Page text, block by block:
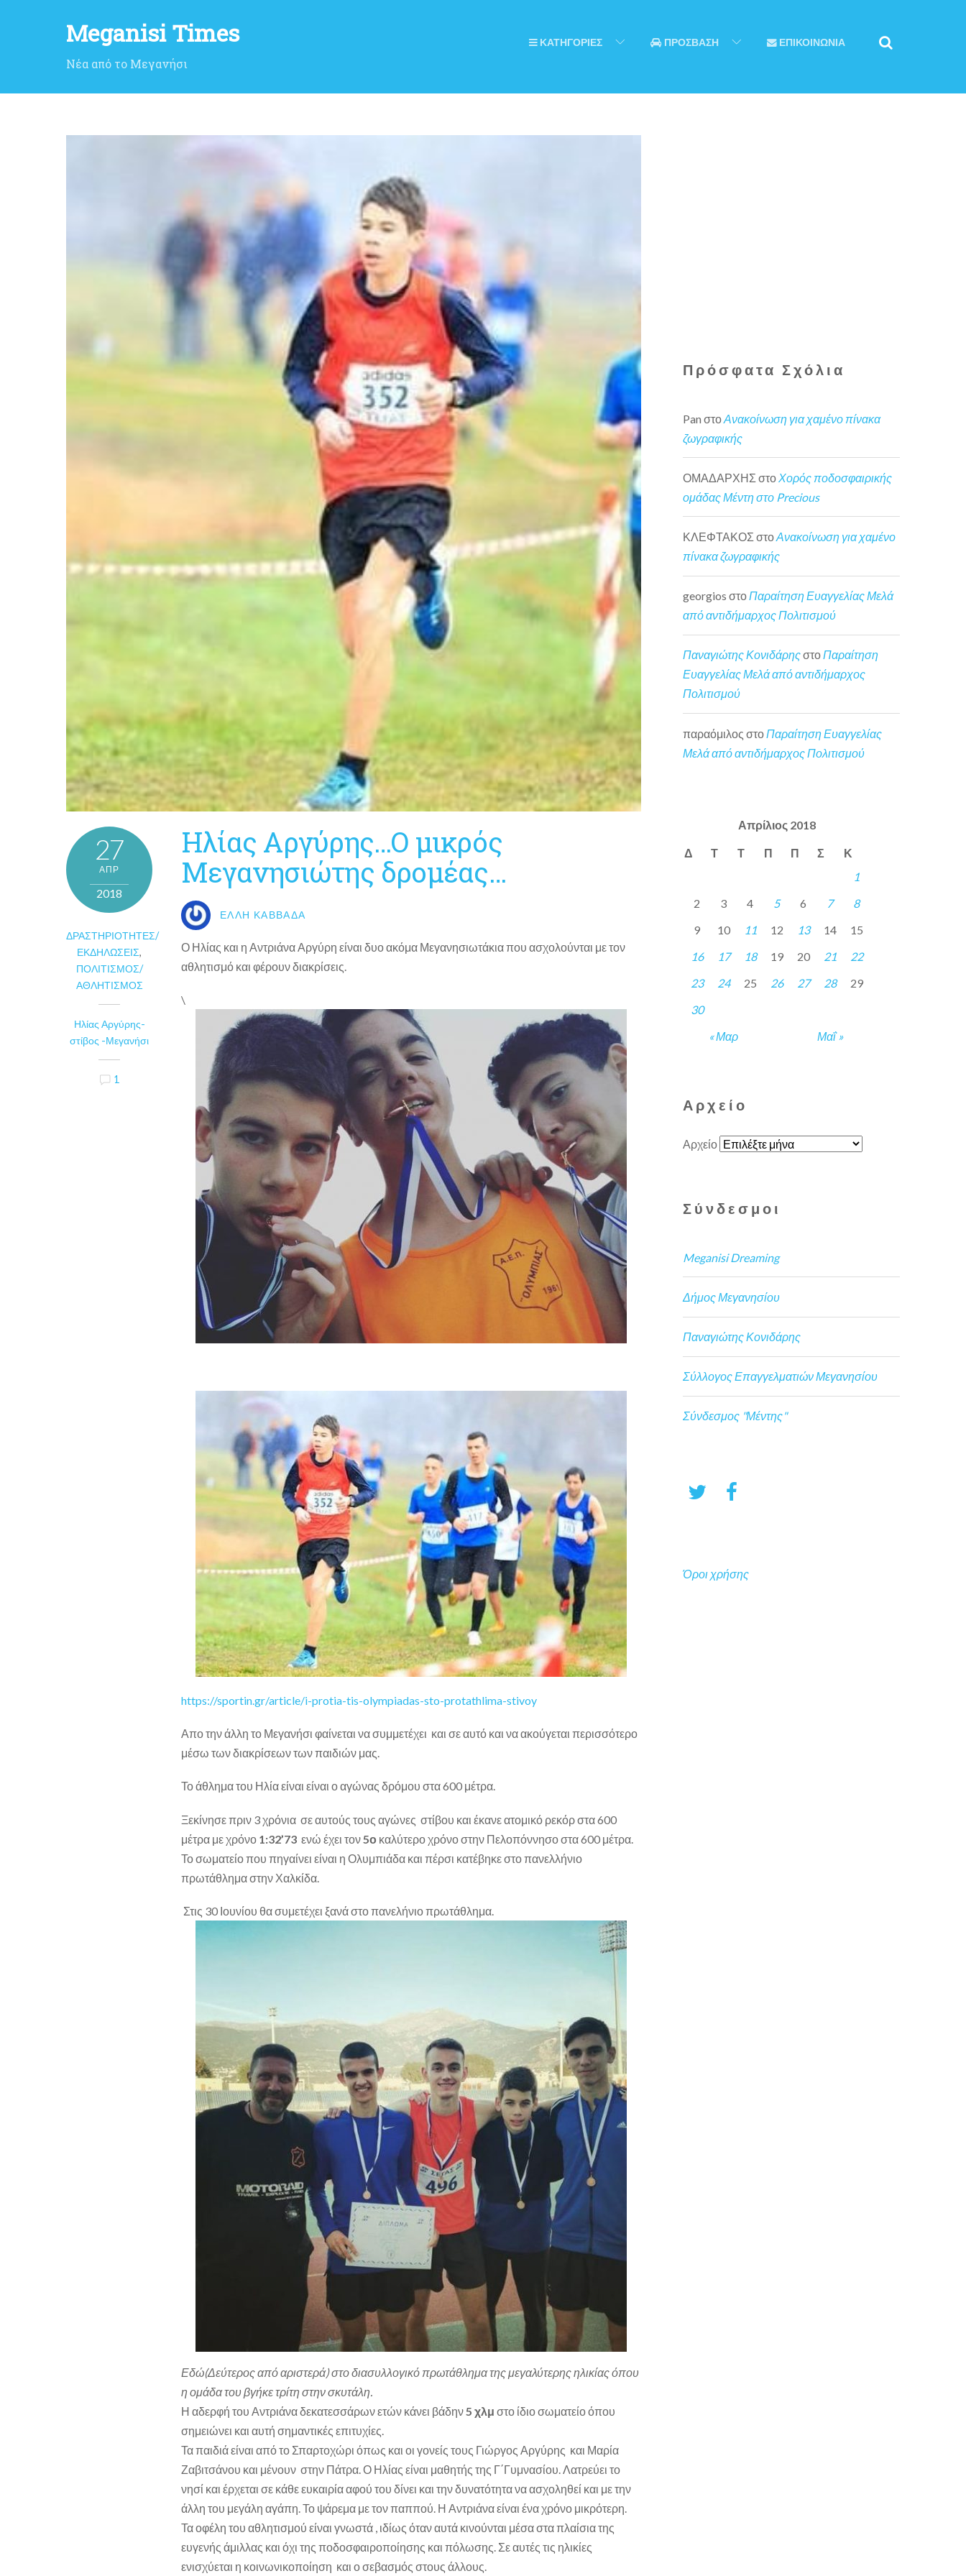
Meganisi Times
Νέα από το Μεγανήσι
ΚΑΤΗΓΟΡΙΕΣ ΠΡΟΣΒΑΣΗ ΕΠΙΚΟΙΝΩΝΙΑ
27
ΑΠΡ
2018
ΔΡΑΣΤΗΡΙΌΤΗΤΕΣ/
ΕΚΔΗΛΏΣΕΙΣ,
ΠΟΛΙΤΙΣΜΌΣ/
ΑΘΛΗΤΙΣΜΌΣ
Ηλίας Αργύρης-
στίβος -Μεγανήσι
1
Ηλίας Αργύρης…Ο μικρός
Μεγανησιώτης δρομέας…
ΈΛΛΗ ΚΑΒΒΑΔΆ
Ο Ηλίας και η Αντριάνα Αργύρη είναι δυο ακόμα Μεγανησιωτάκια που ασχολούνται με τον
αθλητισμό και φέρουν διακρίσεις.
\
https://sportin.gr/article/i-protia-tis-olympiadas-sto-protathlima-stivoy
Απο την άλλη το Μεγανήσι φαίνεται να συμμετέχει και σε αυτό και να ακούγεται περισσότερο
μέσω των διακρίσεων των παιδιών μας.
Το άθλημα του Ηλία είναι είναι ο αγώνας δρόμου στα 600 μέτρα.
Ξεκίνησε πριν 3 χρόνια σε αυτούς τους αγώνες στίβου και έκανε ατομικό ρεκόρ στα 600
μέτρα με χρόνο 1:32’73 ενώ έχει τον 5ο καλύτερο χρόνο στην Πελοπόννησο στα 600 μέτρα.
Το σωματείο που πηγαίνει είναι η Ολυμπιάδα και πέρσι κατέβηκε στο πανελλήνιο
πρωτάθλημα στην Χαλκίδα.
Στις 30 Ιουνίου θα συμετέχει ξανά στο πανελήνιο πρωτάθλημα.
Εδώ(Δεύτερος από αριστερά) στο διασυλλογικό πρωτάθλημα της μεγαλύτερης ηλικίας όπου
η ομάδα του βγήκε τρίτη στην σκυτάλη.
Η αδερφή του Αντριάνα δεκατεσσάρων ετών κάνει βάδην 5 χλμ στο ίδιο σωματείο όπου
σημειώνει και αυτή σημαντικές επιτυχίες.
Τα παιδιά είναι από το Σπαρτοχώρι όπως και οι γονείς τους Γιώργος Αργύρης και Μαρία
Ζαβιτσάνου και μένουν στην Πάτρα. Ο Ηλίας είναι μαθητής της Γ΄Γυμνασίου. Λατρεύει το
νησί και έρχεται σε κάθε ευκαιρία αφού του δίνει και την δυνατότητα να ασχοληθεί και με την
άλλη του μεγάλη αγάπη. Το ψάρεμα με τον παππού. Η Αντριάνα είναι ένα χρόνο μικρότερη.
Τα οφέλη του αθλητισμού είναι γνωστά , ιδίως όταν αυτά κινούνται μέσα στα πλαίσια της
ευγενής άμιλλας και όχι της ποδοσφαιροποίησης και πόλωσης. Σε αυτές τις ηλικίες
ενισχύεται η κοινωνικοποίηση και ο σεβασμός στους άλλους.
Πρόσφατα Σχόλια
Pan στοΑνακοίνωση για χαμένο πίνακα
ζωγραφικής
ΟΜΑΔΑΡΧΗΣ στο Χορός ποδοσφαιρικής
ομάδας Μέντη στο Precious
ΚΛΕΦΤΑΚΟΣ στοΑνακοίνωση για χαμένο
πίνακα ζωγραφικής
georgios στοΠαραίτηση Ευαγγελίας Μελά
από αντιδήμαρχος Πολιτισμού
Παναγιώτης ΚονιδάρηςστοΠαραίτηση
Ευαγγελίας Μελά από αντιδήμαρχος
Πολιτισμού
παραόμιλος στο Παραίτηση Ευαγγελίας
Μελά από αντιδήμαρχος Πολιτισμού
Απρίλιος 2018
Δ Τ Τ Π Π Σ Κ
« Μαρ Μαΐ »
1
2
3 4 5 6 7
8
9
10 11 12 13 14
15
16
17 18 19 20 21
22
23
24 25 26 27 28
29
30
Αρχείο
Αρχείο
Σύνδεσμοι
Meganisi Dreaming
Δήμος Μεγανησίου
Παναγιώτης Κονιδάρης
Σύλλογος Επαγγελματιών Μεγανησίου
Σύνδεσμος "Μέντης"
Όροι χρήσης